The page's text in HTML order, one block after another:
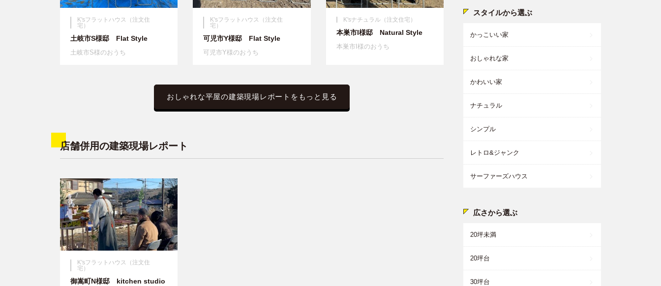
K'sフラットハウス（注文住
宅）
土岐市S様邸 Flat Style
土岐市S様のおうち
K'sフラットハウス（注文住
宅）
可児市Y様邸 Flat Style
可児市Y様のおうち
K'sナチュラル（注文住宅）
本巣市I様邸 Natural Style
本巣市I様のおうち
おしゃれな平屋の建築現場レポートをもっと見る
店舗併用の建築現場レポート
K'sフラットハウス（注文住
宅）
御嵩町N様邸 kitchen studio
スタイルから選ぶ
かっこいい家
おしゃれな家
かわいい家
ナチュラル
シンプル
レトロ&ジャンク
サーファーズハウス
広さから選ぶ
20坪未満
20坪台
30坪台